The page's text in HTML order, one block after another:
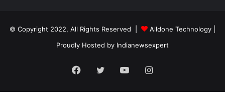
© Copyright 2022, All Rights Reserved | Alldone Technology
Proudly Hosted by Indianewsexpert
Facebook
Twitter YouTubeInstagram